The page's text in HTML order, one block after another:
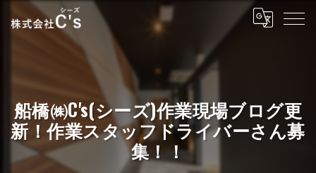
船橋㈱C's(シーズ)作業現場ブログ更
新！作業スタッフドライバーさん募
集！！